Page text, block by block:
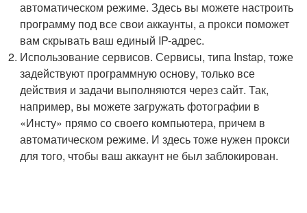
автоматическом режиме. Здесь вы можете настроить
программу под все свои аккаунты, а прокси поможет
вам скрывать ваш единый IP-адрес.
Использование сервисов. Сервисы, типа Instap, тоже
задействуют программную основу, только все
действия и задачи выполняются через сайт. Так,
например, вы можете загружать фотографии в
«Инсту» прямо со своего компьютера, причем в
автоматическом режиме. И здесь тоже нужен прокси
для того, чтобы ваш аккаунт не был заблокирован.